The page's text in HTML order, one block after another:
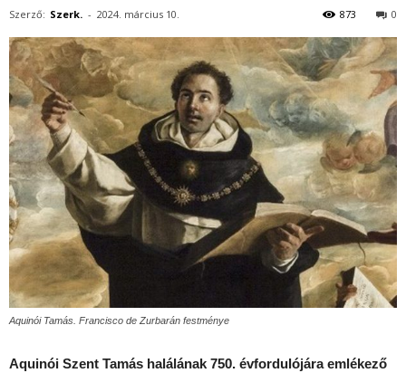
Szerző: Szerk. - 2024. március 10. 0
873
Aquinói Tamás. Francisco de Zurbarán festménye
Aquinói Szent Tamás halálának 750. évfordulójára emlékező